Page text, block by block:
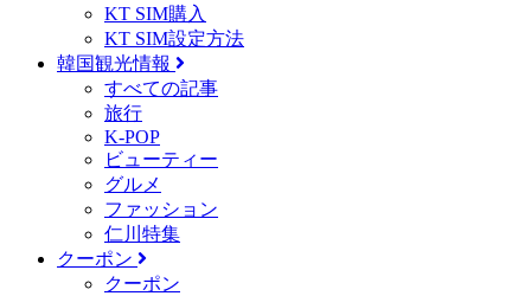
KT SIM購入
KT SIM設定方法
韓国観光情報
すべての記事
旅行
K-POP
ビューティー
グルメ
ファッション
仁川特集
クーポン
クーポン